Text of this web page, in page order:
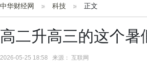
公司 生活 读书
中华财经网 科技 正文
高二升高三的这个暑
2026-05-25 18:58 来源： 互联网